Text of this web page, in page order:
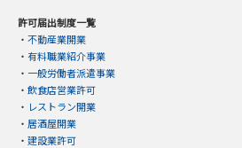
許可届出制度一覧
・ 不動産業開業
・ 有料職業紹介事業
・ 一般労働者派遣事業
・ 飲食店営業許可
・ レストラン開業
・ 居酒屋開業
・ 建設業許可